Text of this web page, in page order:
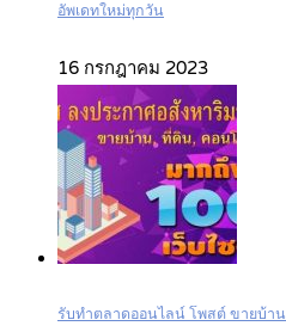
อัพเดทใหม่ทุกวัน
16 กรกฎาคม 2023
รับทำตลาดออนไลน์ โพสต์ ขายบ้า